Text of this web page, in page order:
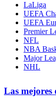
LaLiga
UEFA
UEFA
Premier
NFL
NBA
Major
NHL
Las mejores